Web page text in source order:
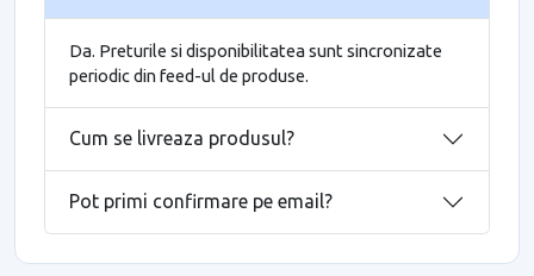
Da. Preturile si disponibilitatea sunt sincronizate
periodic din feed-ul de produse.
Cum se livreaza produsul?
Pot primi confirmare pe email?